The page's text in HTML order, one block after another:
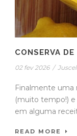
CONSERVA
02 fev 2026 /
Finalmente
(muito tempo!) e
em alguma
READ MORE